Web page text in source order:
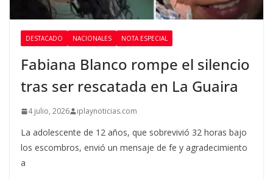
DESTACADO NACIONALES NOTA ESPECIAL
Fabiana Blanco rompe el silencio
tras ser rescatada en La Guaira
4 julio, 2026 iplaynoticias.com
La adolescente de 12 años, que sobrevivió 32 horas bajo
los escombros, envió un mensaje de fe y agradecimiento
a